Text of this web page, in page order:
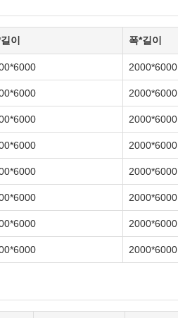
이 폭*길이
2000*6000
2000*6000
2000*6000
2000*6000
2000*6000
2000*6000
2000*6000
2000*6000